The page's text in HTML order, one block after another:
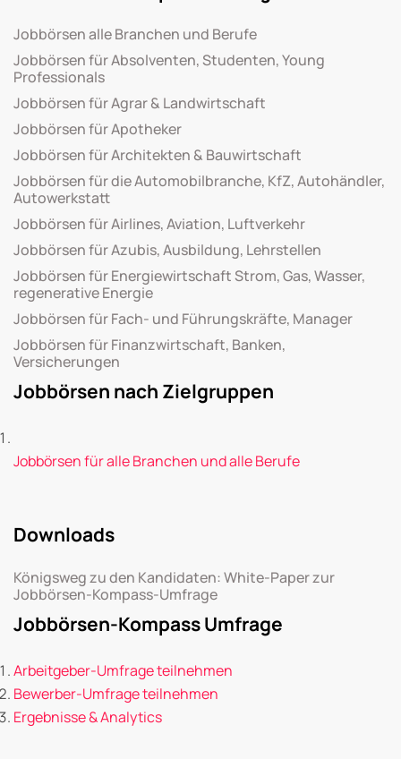
Jobbörsen alle Branchen und Berufe
Jobbörsen für Absolventen, Studenten, Young
Professionals
Jobbörsen für Agrar & Landwirtschaft
Jobbörsen für Apotheker
Jobbörsen für Architekten & Bauwirtschaft
Jobbörsen für die Automobilbranche, KfZ, Autohändler,
Autowerkstatt
Jobbörsen für Airlines, Aviation, Luftverkehr
Jobbörsen für Azubis, Ausbildung, Lehrstellen
Jobbörsen für Energiewirtschaft Strom, Gas, Wasser,
regenerative Energie
Jobbörsen für Fach- und Führungskräfte, Manager
Jobbörsen für Finanzwirtschaft, Banken,
Versicherungen
Jobbörsen nach Zielgruppen
Jobbörsen für alle Branchen und alle Berufe
Downloads
Königsweg zu den Kandidaten: White-Paper zur
Jobbörsen-Kompass-Umfrage
Jobbörsen-Kompass Umfrage
Arbeitgeber-Umfrage teilnehmen
Bewerber-Umfrage teilnehmen
Ergebnisse & Analytics